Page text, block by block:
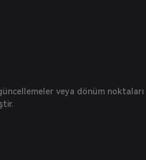
veya dönüm noktaları